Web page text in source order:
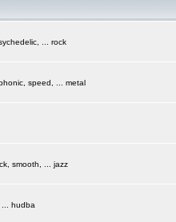
... rock
speed, ... metal
smooth, ... jazz
... hudba